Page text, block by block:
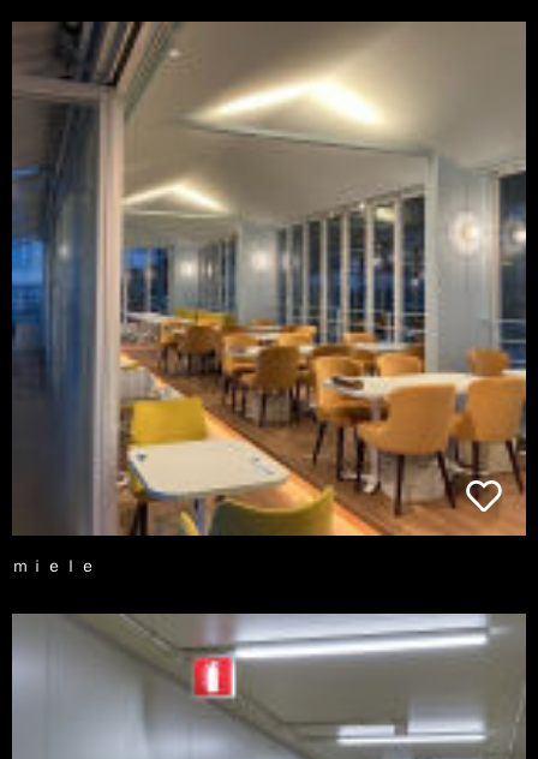
ｍｉｅｌｅ